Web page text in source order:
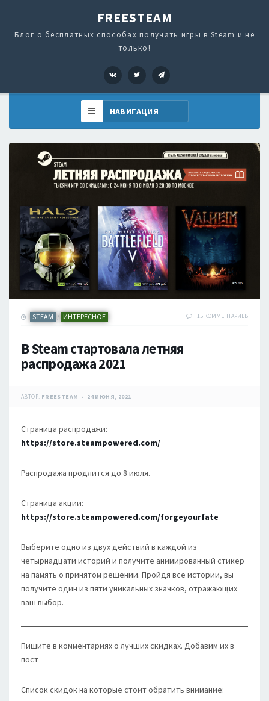
FREESTEAM
Блог о бесплатных способах получать игры в Steam и не
только!
VK Twitter
STEAM / ИНТЕРЕСНОЕ 15 КОММЕНТАРИЕВ
В Steam стартовала летняя
распродажа 2021
АВТОР: FREESTEAM 24 ИЮНЯ, 2021
Страница распродажи:
https://store.steampowered.com/
Распродажа продлится до 8 июля.
Страница акции:
https://store.steampowered.com/forgeyourfate
Выберите одно из двух действий в каждой из
четырнадцати историй и получите анимированный стикер
на память о принятом решении. Пройдя все истории, вы
получите один из пяти уникальных значков, отражающих
ваш выбор.
Пишите в комментариях о лучших скидках. Добавим их в
пост
Список скидок на которые стоит обратить внимание: